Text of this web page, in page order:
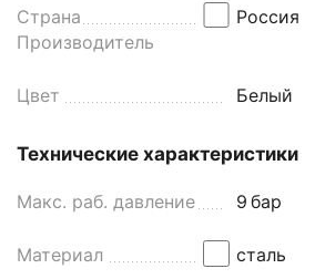
Страна
Производитель
Россия
Цвет Белый
Технические характеристики
Макс. раб. давление 9 бар
Материал сталь